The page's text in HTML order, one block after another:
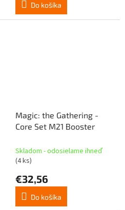
Do košíka
Magic: the Gathering -
Core Set M21 Booster
Skladom - odosielame ihneď
(4 ks)
€32,56
Do košíka